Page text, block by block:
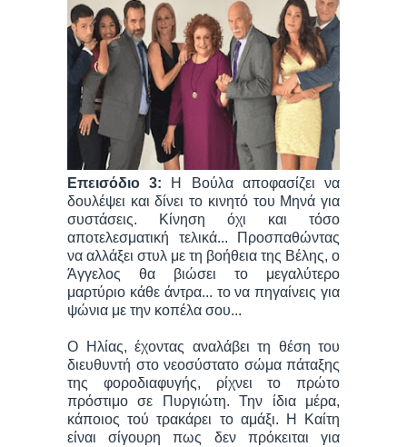
Επεισόδιο 3: Η Βούλα αποφασίζει να
δουλέψει και δίνει το κινητό του Μηνά για
συστάσεις. Κίνηση όχι και τόσο
αποτελεσματική τελικά... Προσπαθώντας
να αλλάξει στυλ με τη βοήθεια της Βέλης, ο
Άγγελος θα βιώσει το μεγαλύτερο
μαρτύριο κάθε άντρα... το να πηγαίνεις για
ψώνια με την κοπέλα σου...
Ο Ηλίας, έχοντας αναλάβει τη θέση του
διευθυντή στο νεοσύστατο σώμα πάταξης
της φοροδιαφυγής, ρίχνει το πρώτο
πρόστιμο σε Πυργιώτη. Την ίδια μέρα,
κάποιος τού τρακάρει το αμάξι. Η Καίτη
είναι σίγουρη πως δεν πρόκειται για